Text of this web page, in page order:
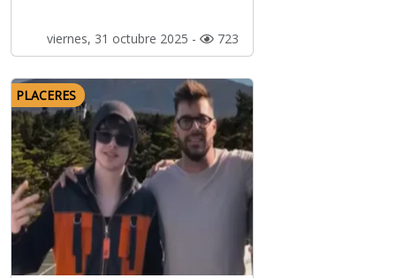
viernes, 31 octubre 2025 - 723
PLACERES